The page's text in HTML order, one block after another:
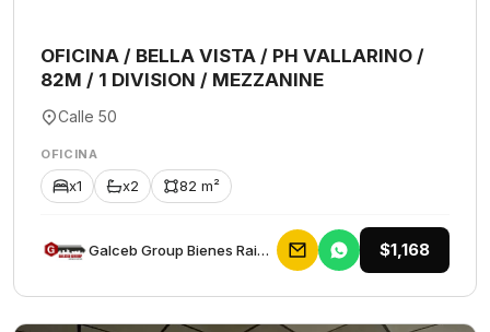
OFICINA / BELLA VISTA / PH VALLARINO /
82M / 1 DIVISION / MEZZANINE
Calle 50
OFICINA
x1 x2 82 m²
Galceb Group Bienes Raices $1,168